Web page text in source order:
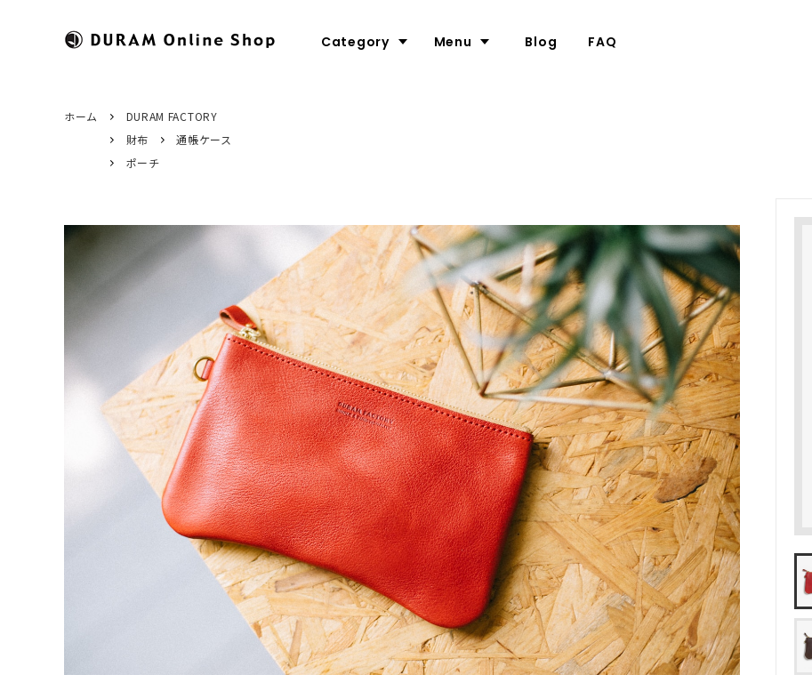
Category Menu Blog FAQ
すべてのカテゴリ
マネークリップ
コインケース
名刺入れ
キーホルダー
ステーショナリー
カメラストラップ
バッグ
メガネケース
スマホケース
糸色のカスタマイズ ラッピングについて 大口注文の割引について（別サイト）
ホーム
DURAM FACTORY
財布
通帳ケース
ポーチ